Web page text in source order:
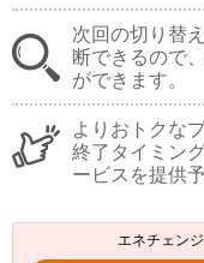
次回の切り替
断できるので
ができます。
よりおトクな
終了タイミン
ービスを提供
エネチェン